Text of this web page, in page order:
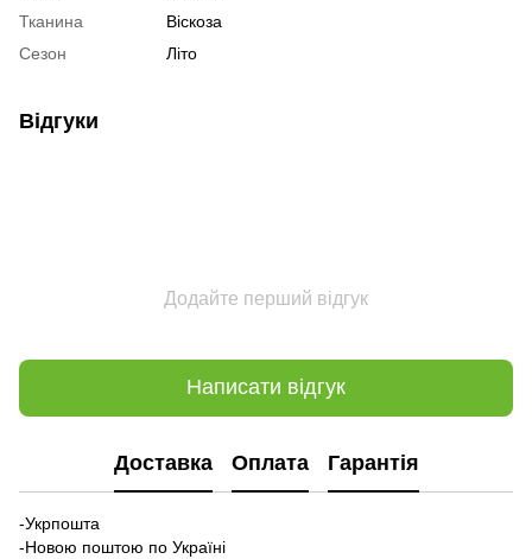
Тканина
Віскоза
Сезон
Літо
Відгуки
Додайте перший відгук
Написати відгук
Доставка Оплата Гарантія
-Укрпошта
-Новою поштою по Україні